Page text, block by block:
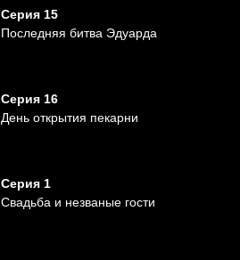
Серия 15
Последняя битва Эдуарда
Серия 16
День открытия пекарни
Серия 1
Свадьба и незваные гости